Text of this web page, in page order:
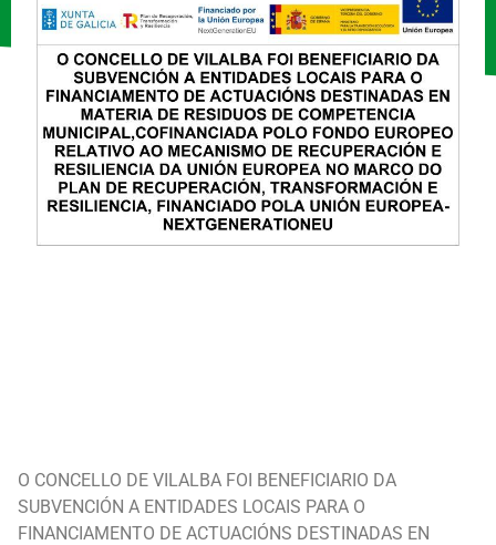
O CONCELLO DE VILALBA FOI BENEFICIARIO DA
SUBVENCIÓN A ENTIDADES LOCAIS PARA O
FINANCIAMENTO DE ACTUACIÓNS DESTINADAS EN